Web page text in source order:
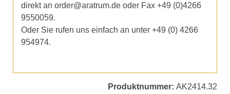
direkt an order@aratrum.de oder Fax +49 (0)4266
9550059.
Oder Sie rufen uns einfach an unter +49 (0) 4266
954974.
Produktnummer: AK2414.32